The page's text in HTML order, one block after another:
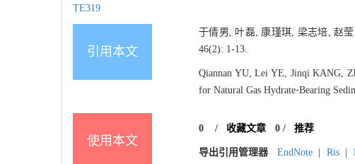
TE319
引用本文
于倩男, 叶磊, 康瑾琪, 梁志培, 赵
46(2): 1-13.
Qiannan YU, Lei YE, Jinqi KANG,
for Natural Gas Hydrate⁃Bearing
使用本文
0 / 收藏文章 0/ 推荐
导出引用管理器 EndNote Ris